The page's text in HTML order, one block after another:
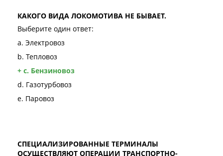
КАКОГО ВИДА ЛОКОМОТИВА НЕ БЫВАЕТ.
Выберите один ответ:
a. Электровоз
b. Тепловоз
+ c. Бензиновоз
d. Газотурбовоз
e. Паровоз
СПЕЦИАЛИЗИРОВАННЫЕ ТЕРМИНАЛЫ
ОСУЩЕСТВЛЯЮТ ОПЕРАЦИИ ТРАНСПОРТНО-